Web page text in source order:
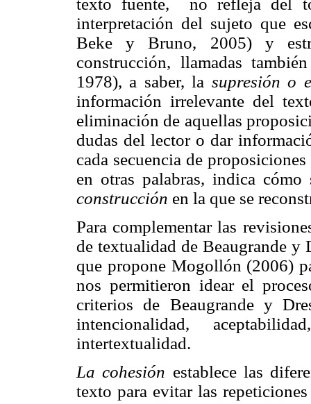
interpretación del sujeto que
Beke y Bruno, 2005) y
construcción, llamadas
1978), a saber, la supresión o
información irrelevante del
eliminación de aquellas
dudas del lector o dar
cada secuencia de
en otras palabras, indica
construcción en la que se
Para complementar las
de textualidad de Beaugrande
que propone Mogollón (2006)
nos permitieron idear el
criterios de Beaugrande y
intencionalidad,
intertextualidad.
La cohesión establece las
texto para evitar las